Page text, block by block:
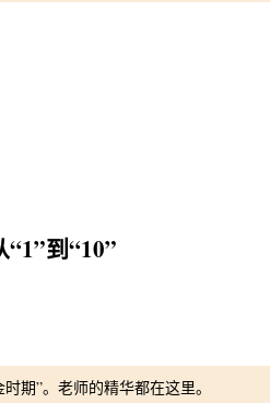
到“10”
期”。老师的精华都在这里。